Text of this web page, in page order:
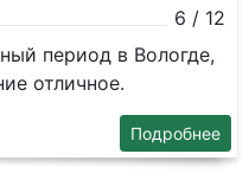
6 / 12
период в Вологде,
отличное.
Подробнее